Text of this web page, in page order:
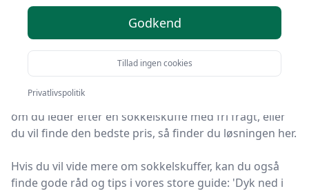
Leder du efter de bedste sokkelskuffer? På Kulturnet
har vi udvalgt 0 produkter, så du let kan finde din
Uanset om du prioriterer høj kvalitet uanset prisen,
om du leder efter en sokkelskuffe med fri fragt, eller
du vil finde den bedste pris, så finder du løsningen her.
Hvis du vil vide mere om sokkelskuffer, kan du også
finde gode råd og tips i vores store guide: 'Dyk ned i
Godkend
Tillad ingen cookies
Privatlivspolitik